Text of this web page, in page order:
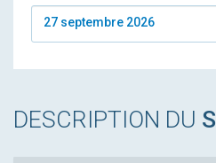
27 septembre 2026
DESCRIPTION DU